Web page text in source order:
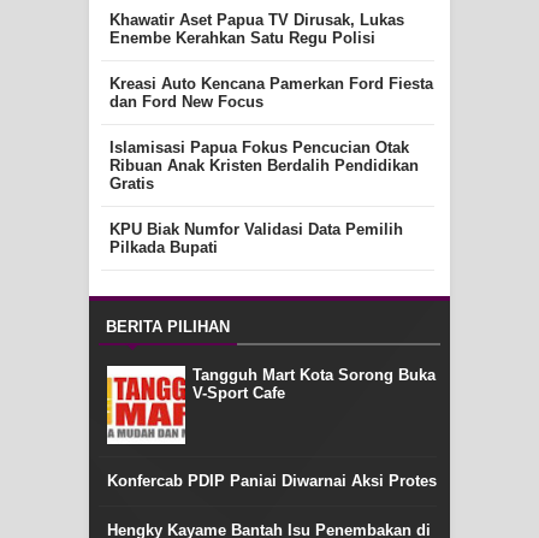
Khawatir Aset Papua TV Dirusak, Lukas
Enembe Kerahkan Satu Regu Polisi
Kreasi Auto Kencana Pamerkan Ford Fiesta
dan Ford New Focus
Islamisasi Papua Fokus Pencucian Otak
Ribuan Anak Kristen Berdalih Pendidikan
Gratis
KPU Biak Numfor Validasi Data Pemilih
Pilkada Bupati
BERITA PILIHAN
Tangguh Mart Kota Sorong Buka
V-Sport Cafe
Konfercab PDIP Paniai Diwarnai Aksi Protes
Hengky Kayame Bantah Isu Penembakan di